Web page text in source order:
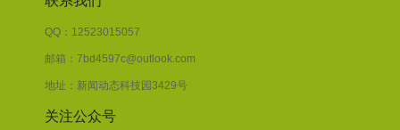
QQ：12523015057
邮箱：7bd4597c@outlook.com
地址：新闻动态科技园3429号
关注公众号